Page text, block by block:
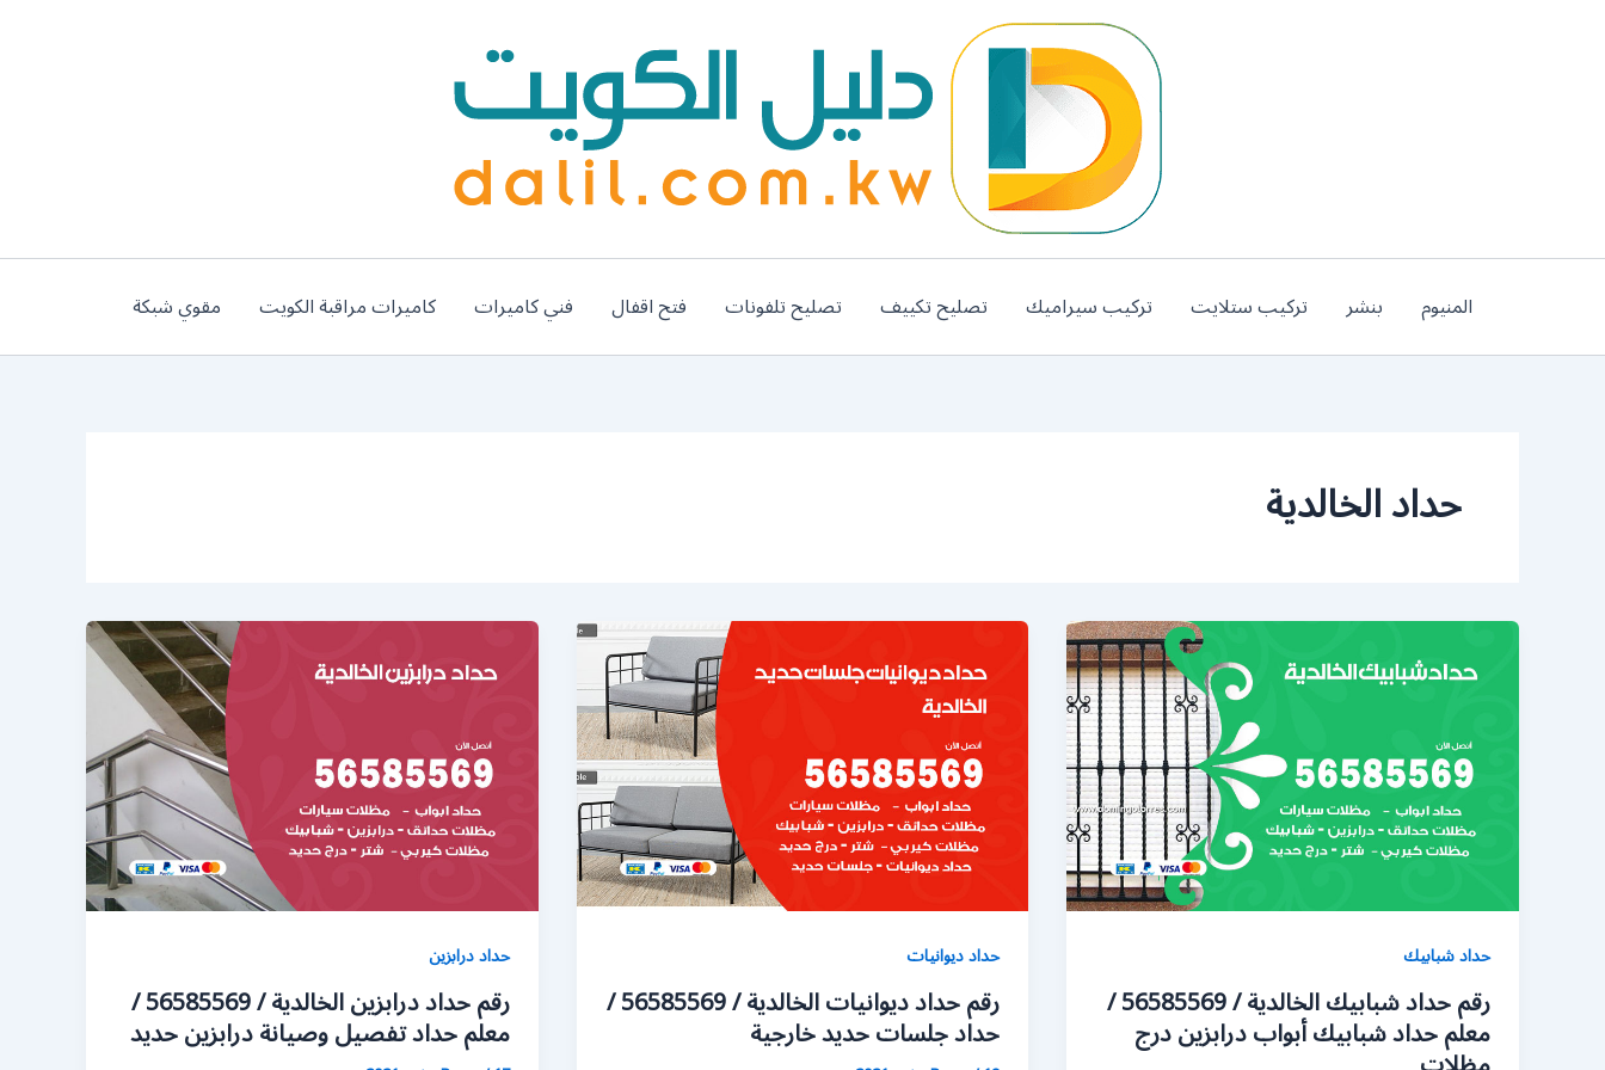
المنيوم بنشر تركيب ستلايت تركيب سيراميك تصليح تكييف تصليح تلفونات فتح اقفال فني كاميرات كاميرات مراقبة الكويت مقوي شبكة
حداد الخالدية
حداد شبابيك
رقم حداد شبابيك الخالدية / 56585569 /
معلم حداد شبابيك أبواب درابزين درج
حداد ديوانيات
رقم حداد ديوانيات الخالدية / 56585569 /
حداد جلسات حديد خارجية
حداد درابزين
رقم حداد درابزين الخالدية / 56585569 /
معلم حداد تفصيل وصيانة درابزين حديد